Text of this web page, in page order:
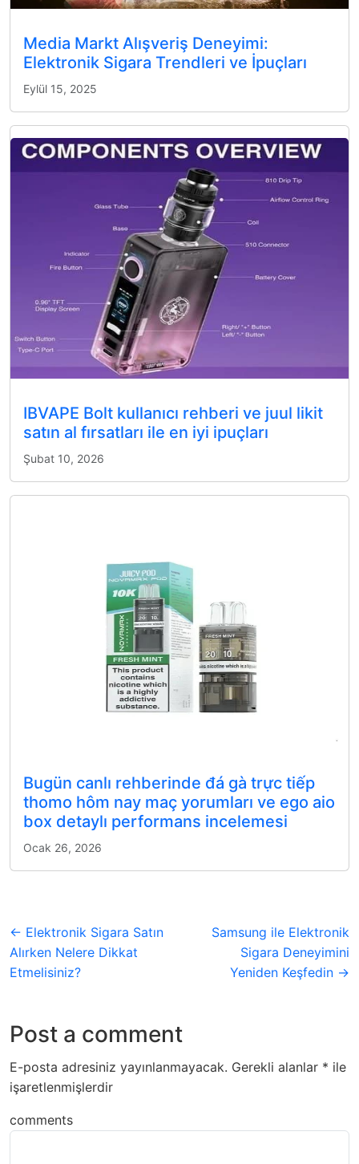
Media Markt Alışveriş Deneyimi:
Elektronik Sigara Trendleri ve İpuçları
Eylül 15, 2025
IBVAPE Bolt kullanıcı rehberi ve juul likit
satın al fırsatları ile en iyi ipuçları
Şubat 10, 2026
Bugün canlı rehberinde đá gà trực tiếp
thomo hôm nay maç yorumları ve ego aio
box detaylı performans incelemesi
Ocak 26, 2026
← Elektronik Sigara Satın
Alırken Nelere Dikkat
Etmelisiniz?
Samsung ile Elektronik
Sigara Deneyimini
Yeniden Keşfedin →
Post a comment
E-posta adresiniz yayınlanmayacak. Gerekli alanlar * ile
işaretlenmişlerdir
comments